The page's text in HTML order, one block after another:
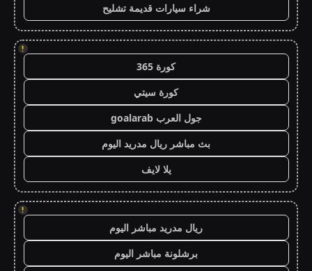
شراء سيارات قديمة تشليح
!
كورة 365
كورة سيتي
جول العرب goalarab
بث مباشر ريال مدريد اليوم
يلا لايف
!
ريال مدريد مباشر اليوم
برشلونة مباشر اليوم